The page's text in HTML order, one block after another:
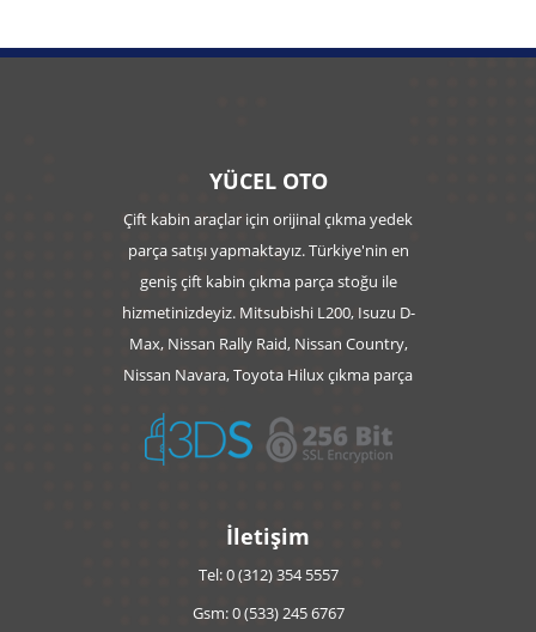
YÜCEL OTO
Çift kabin araçlar için orijinal çıkma yedek
parça satışı yapmaktayız. Türkiye'nin en
geniş çift kabin çıkma parça stoğu ile
hizmetinizdeyiz. Mitsubishi L200, Isuzu D-
Max, Nissan Rally Raid, Nissan Country,
Nissan Navara, Toyota Hilux çıkma parça
İletişim
Tel: 0 (312) 354 5557
Gsm: 0 (533) 245 6767